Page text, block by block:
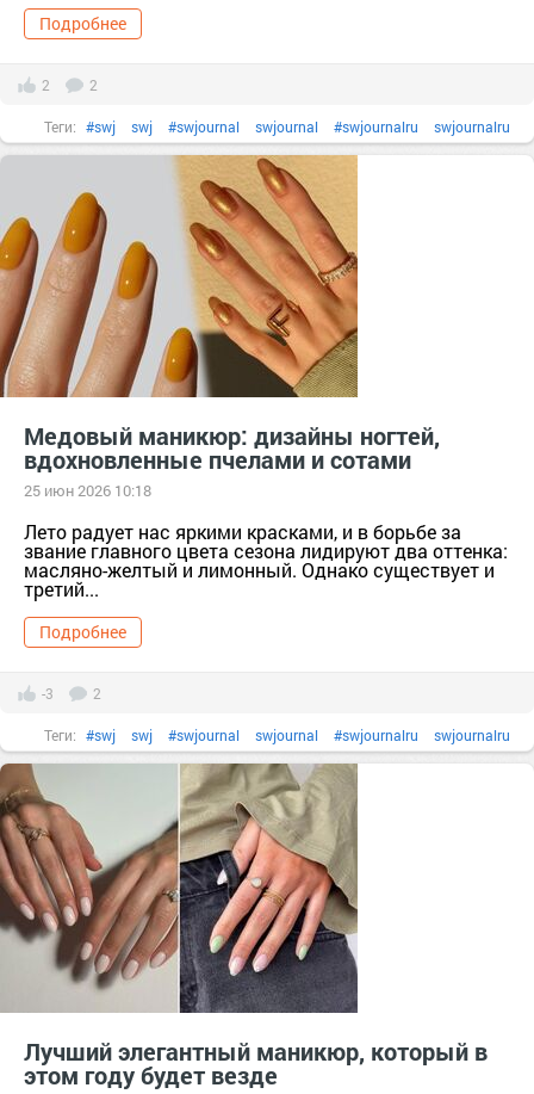
Подробнее
2 2
Теги: #swj swj #swjournal swjournal #swjournalru swjournalru
#гельлак гельлак
декоративнаякосметика #длинныеногти
#идеиманикюра #косметика #лакдляногтей
#маникюр маникюр #маникюромбре маникюромбре
ногти #подарок тер. сдт Подарок (г.Уржум) [714111]
тер. СНТ Косметика [13321] #уходзаногтями
Медовый маникюр: дизайны ногтей,
вдохновленные пчелами и сотами
25 июн 2026 10:18
Лето радует нас яркими красками, и в борьбе за
звание главного цвета сезона лидируют два оттенка:
масляно-желтый и лимонный. Однако существует и
третий...
Подробнее
-3 2
Теги: #swj swj #swjournal swjournal #swjournalru swjournalru
#гельлак гельлак #декоративнаякосметика
декоративнаякосметика #длинныеногти
#идеиманикюр #косметика #лакдляногтей
#маникюр маникюр #маникюромбре маникюромбре
ногти #подарок тер. сдт Подарок (г.Уржум) [714111]
тер. СНТ Косметика [13321] #уходзаногтями
Лучший элегантный маникюр, который в
этом году будет везде